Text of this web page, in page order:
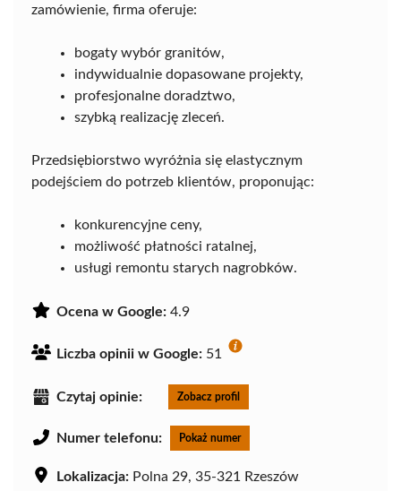
zamówienie, firma oferuje:
bogaty wybór granitów,
indywidualnie dopasowane projekty,
profesjonalne doradztwo,
szybką realizację zleceń.
Przedsiębiorstwo wyróżnia się elastycznym
podejściem do potrzeb klientów, proponując:
konkurencyjne ceny,
możliwość płatności ratalnej,
usługi remontu starych nagrobków.
Ocena w Google: 4.9
Liczba opinii w Google: 51
Czytaj opinie: Zobacz profil
Numer telefonu: Pokaż numer
Lokalizacja: Polna 29, 35-321 Rzeszów